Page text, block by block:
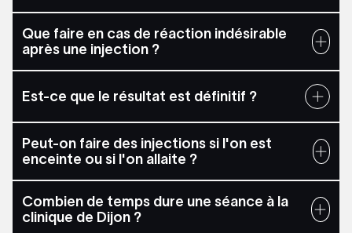
Que faire en cas de réaction indésirable
après une injection ?
Est-ce que le résultat est définitif ?
Peut-on faire des injections si l'on est
enceinte ou si l'on allaite ?
Combien de temps dure une séance à la
clinique de Dijon ?